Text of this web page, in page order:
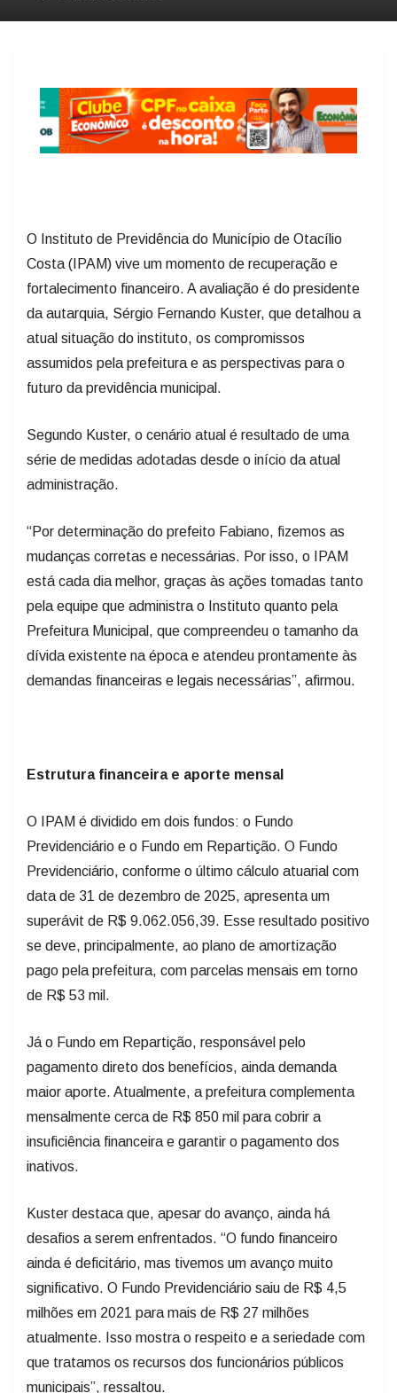
O Instituto de Previdência do Município de Otacílio
Costa (IPAM) vive um momento de recuperação e
fortalecimento financeiro. A avaliação é do presidente
da autarquia, Sérgio Fernando Kuster, que detalhou a
atual situação do instituto, os compromissos
assumidos pela prefeitura e as perspectivas para o
futuro da previdência municipal.
Segundo Kuster, o cenário atual é resultado de uma
série de medidas adotadas desde o início da atual
administração.
“Por determinação do prefeito Fabiano, fizemos as
mudanças corretas e necessárias. Por isso, o IPAM
está cada dia melhor, graças às ações tomadas tanto
pela equipe que administra o Instituto quanto pela
Prefeitura Municipal, que compreendeu o tamanho da
dívida existente na época e atendeu prontamente às
demandas financeiras e legais necessárias”, afirmou.
Estrutura financeira e aporte mensal
O IPAM é dividido em dois fundos: o Fundo
Previdenciário e o Fundo em Repartição. O Fundo
Previdenciário, conforme o último cálculo atuarial com
data de 31 de dezembro de 2025, apresenta um
superávit de R$ 9.062.056,39. Esse resultado positivo
se deve, principalmente, ao plano de amortização
pago pela prefeitura, com parcelas mensais em torno
de R$ 53 mil.
Já o Fundo em Repartição, responsável pelo
pagamento direto dos benefícios, ainda demanda
maior aporte. Atualmente, a prefeitura complementa
mensalmente cerca de R$ 850 mil para cobrir a
insuficiência financeira e garantir o pagamento dos
inativos.
Kuster destaca que, apesar do avanço, ainda há
desafios a serem enfrentados. “O fundo financeiro
ainda é deficitário, mas tivemos um avanço muito
significativo. O Fundo Previdenciário saiu de R$ 4,5
milhões em 2021 para mais de R$ 27 milhões
atualmente. Isso mostra o respeito e a seriedade com
que tratamos os recursos dos funcionários públicos
municipais”, ressaltou.